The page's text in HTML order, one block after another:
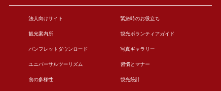
法人向けサイト 緊急時のお役立ち
観光案内所 観光ボランティアガイド
パンフレットダウンロード 写真ギャラリー
ユニバーサルツーリズム 習慣とマナー
食の多様性 観光統計